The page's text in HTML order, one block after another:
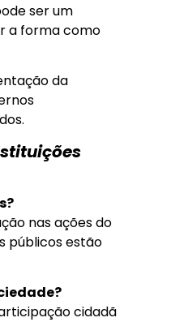
ser um
a forma como
da
nas ações do
públicos estão
cidadã